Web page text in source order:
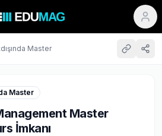
Master
Master
Master
İmkanı